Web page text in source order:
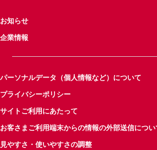
お知らせ
企業情報
パーソナルデータ（個人情報など）について
プライバシーポリシー
サイトご利用にあたって
お客さまご利用端末からの情報の外部送信につい
見やすさ・使いやすさの調整